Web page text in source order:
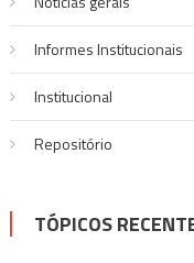
Informes Institucionais
Institucional
Repositório
TÓPICOS